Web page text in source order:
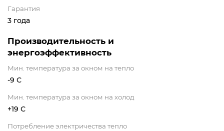
Гарантия
3 года
Производительность и
энергоэффективность
Мин. температура за окном на тепло
-9 С
Мин. температура за окном на холод
+19 С
Потребление электричества тепло